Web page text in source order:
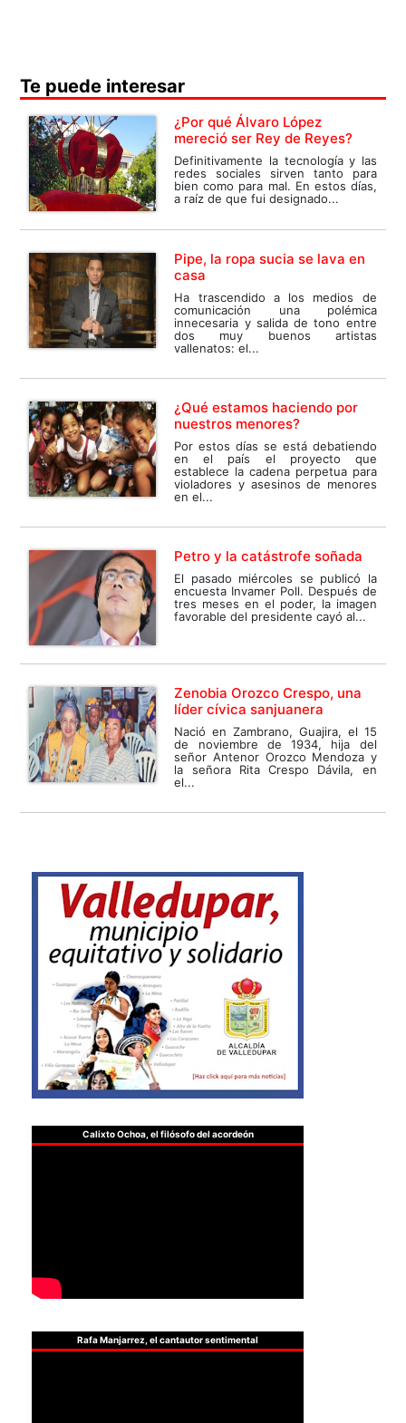
Te puede interesar
¿Por qué Álvaro López
mereció ser Rey de Reyes?
Definitivamente la tecnología y las
redes sociales sirven tanto para
bien como para mal. En estos días,
a raíz de que fui designado...
Pipe, la ropa sucia se lava en
casa
Ha trascendido a los medios de
comunicación una polémica
innecesaria y salida de tono entre
dos muy buenos artistas
vallenatos: el...
¿Qué estamos haciendo por
nuestros menores?
Por estos días se está debatiendo
en el país el proyecto que
establece la cadena perpetua para
violadores y asesinos de menores
en el...
Petro y la catástrofe soñada
El pasado miércoles se publicó la
encuesta Invamer Poll. Después de
tres meses en el poder, la imagen
favorable del presidente cayó al...
Zenobia Orozco Crespo, una
líder cívica sanjuanera
Nació en Zambrano, Guajira, el 15
de noviembre de 1934, hija del
señor Antenor Orozco Mendoza y
la señora Rita Crespo Dávila, en
el...
Calixto Ochoa, el filósofo del acordeón
Rafa Manjarrez, el cantautor sentimental